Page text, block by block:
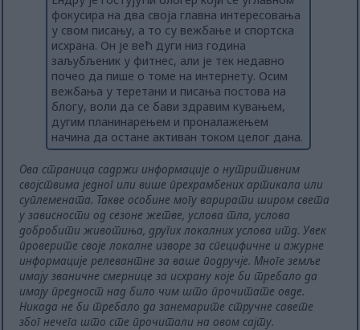
фокусира на два своја главна интересовања
у свом писању, а то су вежбање и спортска
исхрана. Он је већ дуги низ година
заљубљеник у фитнес, али је тек недавно
почео да пише о томе на интернету. Осим
вежбања у теретани и писања постова на
блогу, воли да се бави здравим кувањем,
дугим планинарењем и проналажењем
начина да остане активан током целог дана.
Ова страница садржи информације о нутритивним
својствима једног или више прехрамбених артикала или
суплемената. Такве особине могу варирати широм света
у зависности од сезоне жетве, услова тла, услова
добробити животиња, других локалних услова итд. Увек
проверите своје локалне изворе за специфичне и ажурне
информације релевантне за ваше подручје. Многе земље
имају званичне смернице за исхрану које би требало да
имају предност над било чим што прочитате овде.
Никада не би требало да занемарите стручне савете
због нечега што сте прочитали на овом сајту.